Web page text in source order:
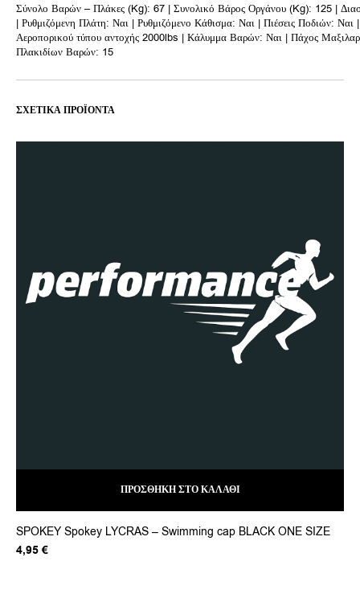
Σύνολο Βαρών – Πλάκες (Kg): 67 | Συνολικό Βάρος Οργάνου (Kg): 125 |
| Ρυθμιζόμενη Πλάτη: Ναι | Ρυθμιζόμενο Κάθισμα: Ναι | Πιέσεις Ποδιών: Ναι
Αεροπορικού τύπου αντοχής 2000lbs | Κάλυμμα Βαρών: Ναι | Πάχος
Πλακιδίων Βαρών: 15
ΣΧΕΤΙΚΆ ΠΡΟΪΌΝΤΑ
ΠΡΟΣΘΉΚΗ ΣΤΟ ΚΑΛΆΘΙ
SPOKEY Spokey LYCRAS – Swimming cap BLACK ONE SIZE
4,95 €